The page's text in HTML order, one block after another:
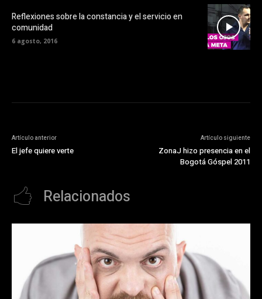
Reflexiones sobre la constancia y el servicio en
comunidad
6 agosto, 2016
Artículo anterior
El jefe quiere verte
Artículo siguiente
ZonaJ hizo presencia en el
Bogotá Góspel 2011
Relacionados